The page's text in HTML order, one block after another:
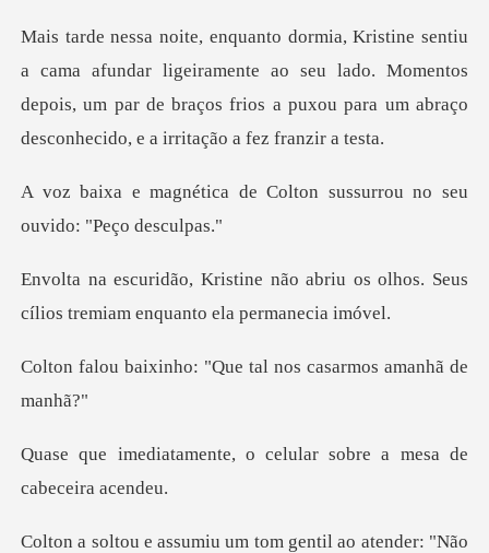
r ligeiramente ao seu lado. Momentos
depois, um par de braços frios a
e Colton sussurrou no seu
abriu os olhos. Seus
cílios tremi
o: "Que tal nos casa
, o celular sobre a mes
om gentil ao atender: "Não